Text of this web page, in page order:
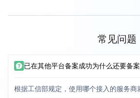
常见问题
已在其他平台备案成功为什么还要备案
根据工信部规定，使用哪个接入的服务商